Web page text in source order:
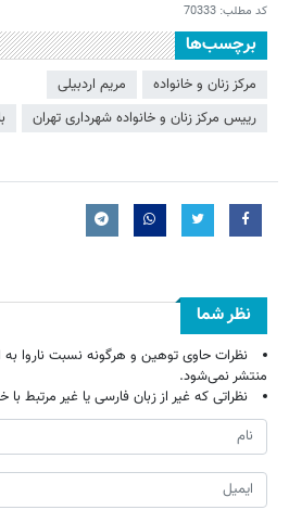
کد مطلب: 70333
برچسب‌ها
مرکز زنان و خانواده
مریم اردبیلی
رییس مرکز زنان و خانواده شهرداری تهران
نظر شما
نظرات حاوی توهین و هرگونه نسبت ناروا
منتشر نمی‌شود.
نظراتی که غیر از زبان فارسی یا غیر مرتبط